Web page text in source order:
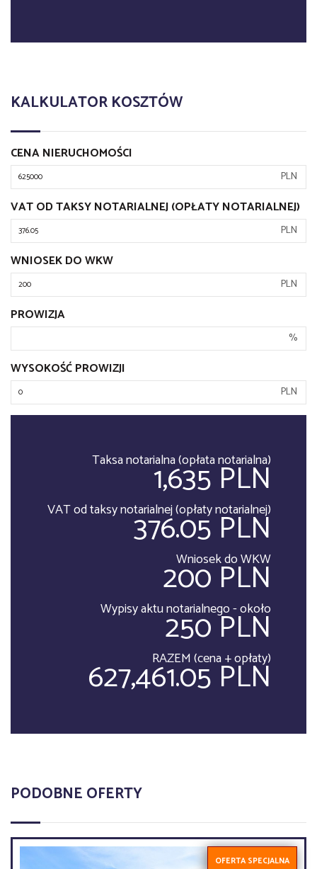
KALKULATOR KOSZTÓW
CENA NIERUCHOMOŚCI
PLN
VAT OD TAKSY NOTARIALNEJ (OPŁATY NOTARIALNEJ)
PLN
WNIOSEK DO WKW
PLN
PROWIZJA
%
WYSOKOŚĆ PROWIZJI
PLN
Taksa notarialna (opłata notarialna)
1,635 PLN
VAT od taksy notarialnej (opłaty notarialnej)
376.05 PLN
Wniosek do WKW
200 PLN
Wypisy aktu notarialnego - około
250 PLN
RAZEM (cena + opłaty)
627,461.05 PLN
PODOBNE OFERTY
OFERTA SPECJALNA